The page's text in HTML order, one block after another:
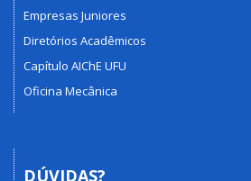
Empresas Juniores
Diretórios Acadêmicos
Capítulo AIChE UFU
Oficina Mecânica
DÚVIDAS?